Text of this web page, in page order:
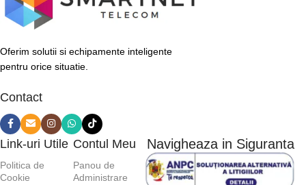
Oferim solutii si echipamente inteligente
pentru orice situatie.
Contact
Link-uri Utile
Politica de
Cookie
Contul Meu
Panou de
Administrare
Navigheaza in Siguranta